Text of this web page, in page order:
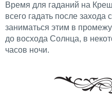
Время для гаданий на
всего гадать после захода
заниматься этим в
до восхода Солнца, в
часов ночи.